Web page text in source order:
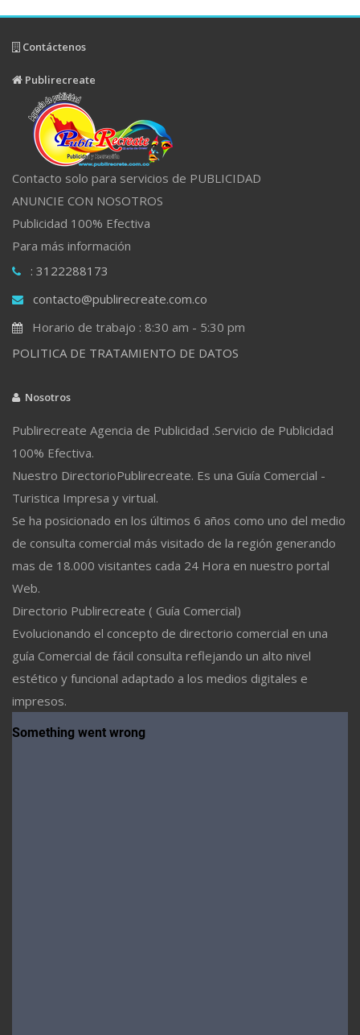
Contáctenos
Publirecreate
Contacto solo para servicios de PUBLICIDAD
ANUNCIE CON NOSOTROS
Publicidad 100% Efectiva
Para más información
: 3122288173
contacto@publirecreate.com.co
Horario de trabajo : 8:30 am - 5:30 pm
POLITICA DE TRATAMIENTO DE DATOS
Nosotros
Publirecreate Agencia de Publicidad .Servicio de Publicidad
100% Efectiva.
Nuestro DirectorioPublirecreate. Es una Guía Comercial -
Turistica Impresa y virtual.
Se ha posicionado en los últimos 6 años como uno del medio
de consulta comercial más visitado de la región generando
mas de 18.000 visitantes cada 24 Hora en nuestro portal
Web.
Directorio Publirecreate ( Guía Comercial)
Evolucionando el concepto de directorio comercial en una
guía Comercial de fácil consulta reflejando un alto nivel
estético y funcional adaptado a los medios digitales e
impresos.